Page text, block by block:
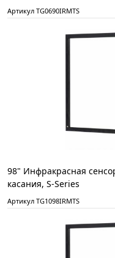
Артикул TG0690IRMTS
98" Инфракрасная
касания, S-Series
Артикул TG1098IRMTS